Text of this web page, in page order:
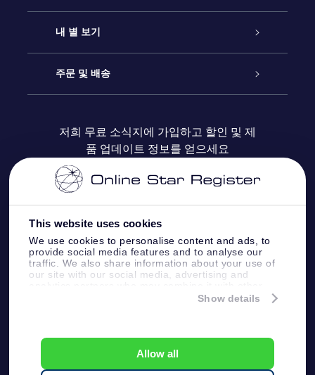
This website uses cookies
We use cookies to personalise content and ads, to
provide social media features and to analyse our
traffic. We also share information about your use of
our site with our social media, advertising and
information that you’ve provided to them or that
Show details
Allow all
연락처
블로그
온라인 별 선물
OSR 선물 팩
OSR 상품권
기업 선물
내 별 보기
Star Register
맞춤 별 페이지
One Million Stars
Fly me to the stars VR 앱
주문 및 배송
결제 정보
배송 정보
환불 정책
별자리
저희 무료 소식지에 가입하고 할인 및 제
품 업데이트 정보를 얻으세요
고객 서비스:help@osr.org